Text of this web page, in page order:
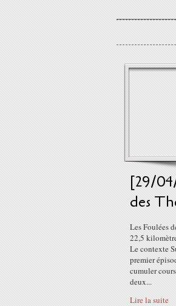
[29/
des
Les Foulées
22,5
Le contexte
premier
cumuler
deux...
Lire la suite